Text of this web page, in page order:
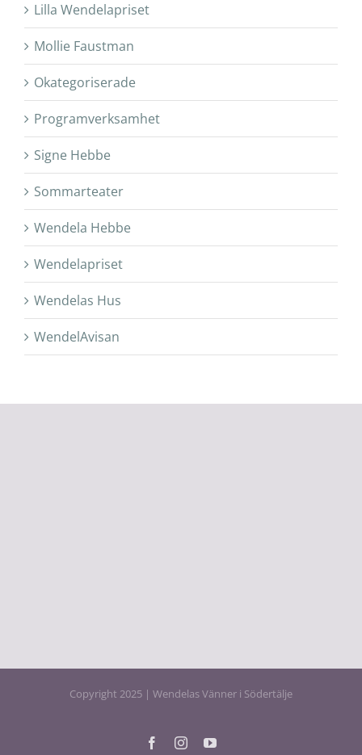
Lilla Wendelapriset
Mollie Faustman
Okategoriserade
Programverksamhet
Signe Hebbe
Sommarteater
Wendela Hebbe
Wendelapriset
Wendelas Hus
WendelAvisan
Copyright 2025 | Wendelas Vänner i Södertälje
FacebookInstagramYouTube